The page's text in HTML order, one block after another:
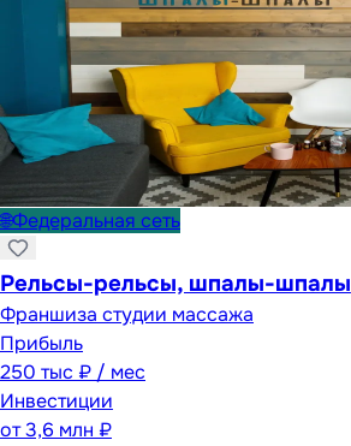
🌐Федеральная сеть
Рельсы-рельсы, шпалы-шпалы
Франшиза студии массажа
Прибыль
250 тыс ₽ / мес
Инвестиции
от3,6 млн ₽